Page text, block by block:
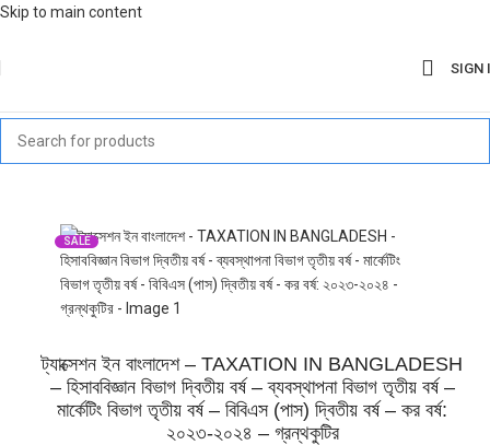
Skip to main content
SIGN
SALE
ট্যাক্সেশন ইন বাংলাদেশ – TAXATION IN BANGLADESH
– হিসাববিজ্ঞান বিভাগ দ্বিতীয় বর্ষ – ব্যবস্থাপনা বিভাগ তৃতীয় বর্ষ –
মার্কেটিং বিভাগ তৃতীয় বর্ষ – বিবিএস (পাস) দ্বিতীয় বর্ষ – কর বর্ষ:
২০২৩-২০২৪ – গ্রন্থকুটির